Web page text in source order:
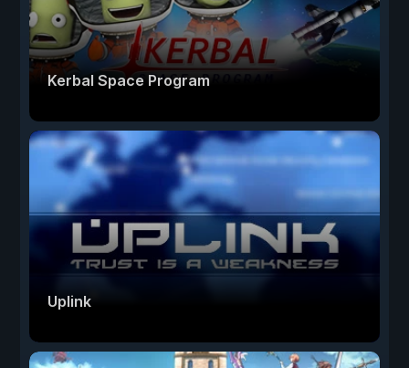
Kerbal Space Program
Uplink